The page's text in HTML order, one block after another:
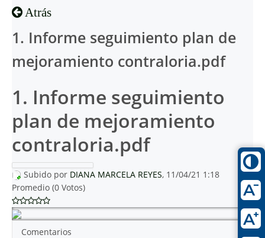
Atrás
1. Informe seguimiento plan de
mejoramiento contraloria.pdf
1. Informe seguimiento
plan de mejoramiento
contraloria.pdf
Subido por DIANA MARCELA REYES, 11/04/21 1:18
Promedio (0 Votos)
Comentarios